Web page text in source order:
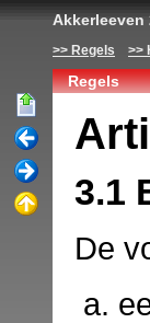
Akkerleeven
Regels
Regels
3.1
De